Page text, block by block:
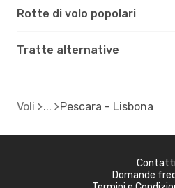
Rotte di volo popolari
Tratte alternative
Voli Pescara - Lisbona
Contatti
Domande